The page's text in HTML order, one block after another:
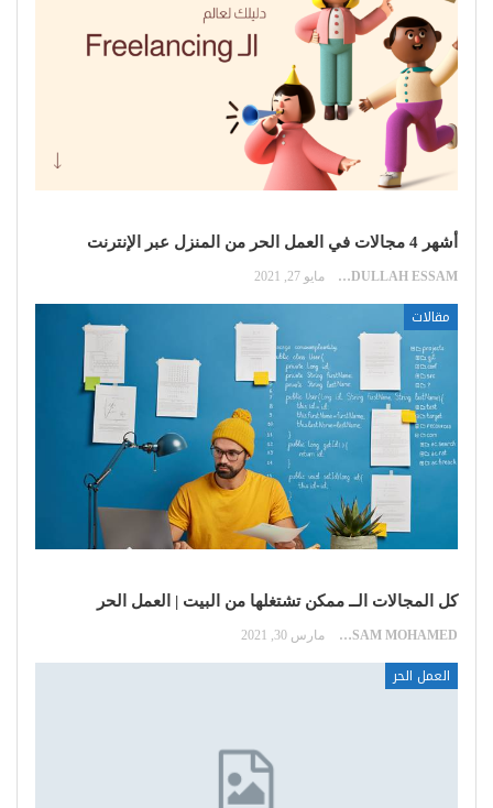
أشهر 4 مجالات في العمل الحر من المنزل عبر الإنترنت
ABDULLAH ESSAM مايو 27, 2021
مقالات
كل المجالات الــ ممكن تشتغلها من البيت | العمل الحر
HOSSAM MOHAMED مارس 30, 2021
العمل الحر